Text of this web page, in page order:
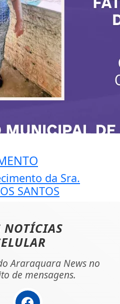
da Sra.
SANTOS
NOTÍCIAS
Araraquara News no
de mensagens.